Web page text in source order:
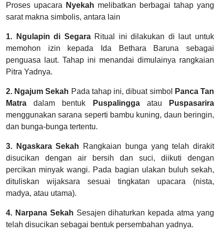
Proses upacara Nyekah melibatkan berbagai tahap yang
sarat makna simbolis, antara lain
1. Ngulapin di SegaraRitual ini dilakukan di laut untuk
memohon izin kepada Ida Bethara Baruna sebagai
penguasa laut. Tahap ini menandai dimulainya rangkaian
Pitra Yadnya.
2. Ngajum Sekah Pada tahap ini, dibuat simbol
Panca Tan
Matra dalam bentuk Puspalinggaatau
Puspasarira
menggunakan sarana seperti bambu kuning, daun beringin,
dan bunga-bunga tertentu.
3. Ngaskara Sekah Rangkaian bunga yang telah dirakit
disucikan dengan air bersih dan suci, diikuti dengan
percikan minyak wangi. Pada bagian ulakan buluh sekah,
dituliskan wijaksara sesuai tingkatan upacara (nista,
madya, atau utama).
4. Narpana Sekah Sesajen dihaturkan kepada atma yang
telah disucikan sebagai bentuk persembahan yadnya.